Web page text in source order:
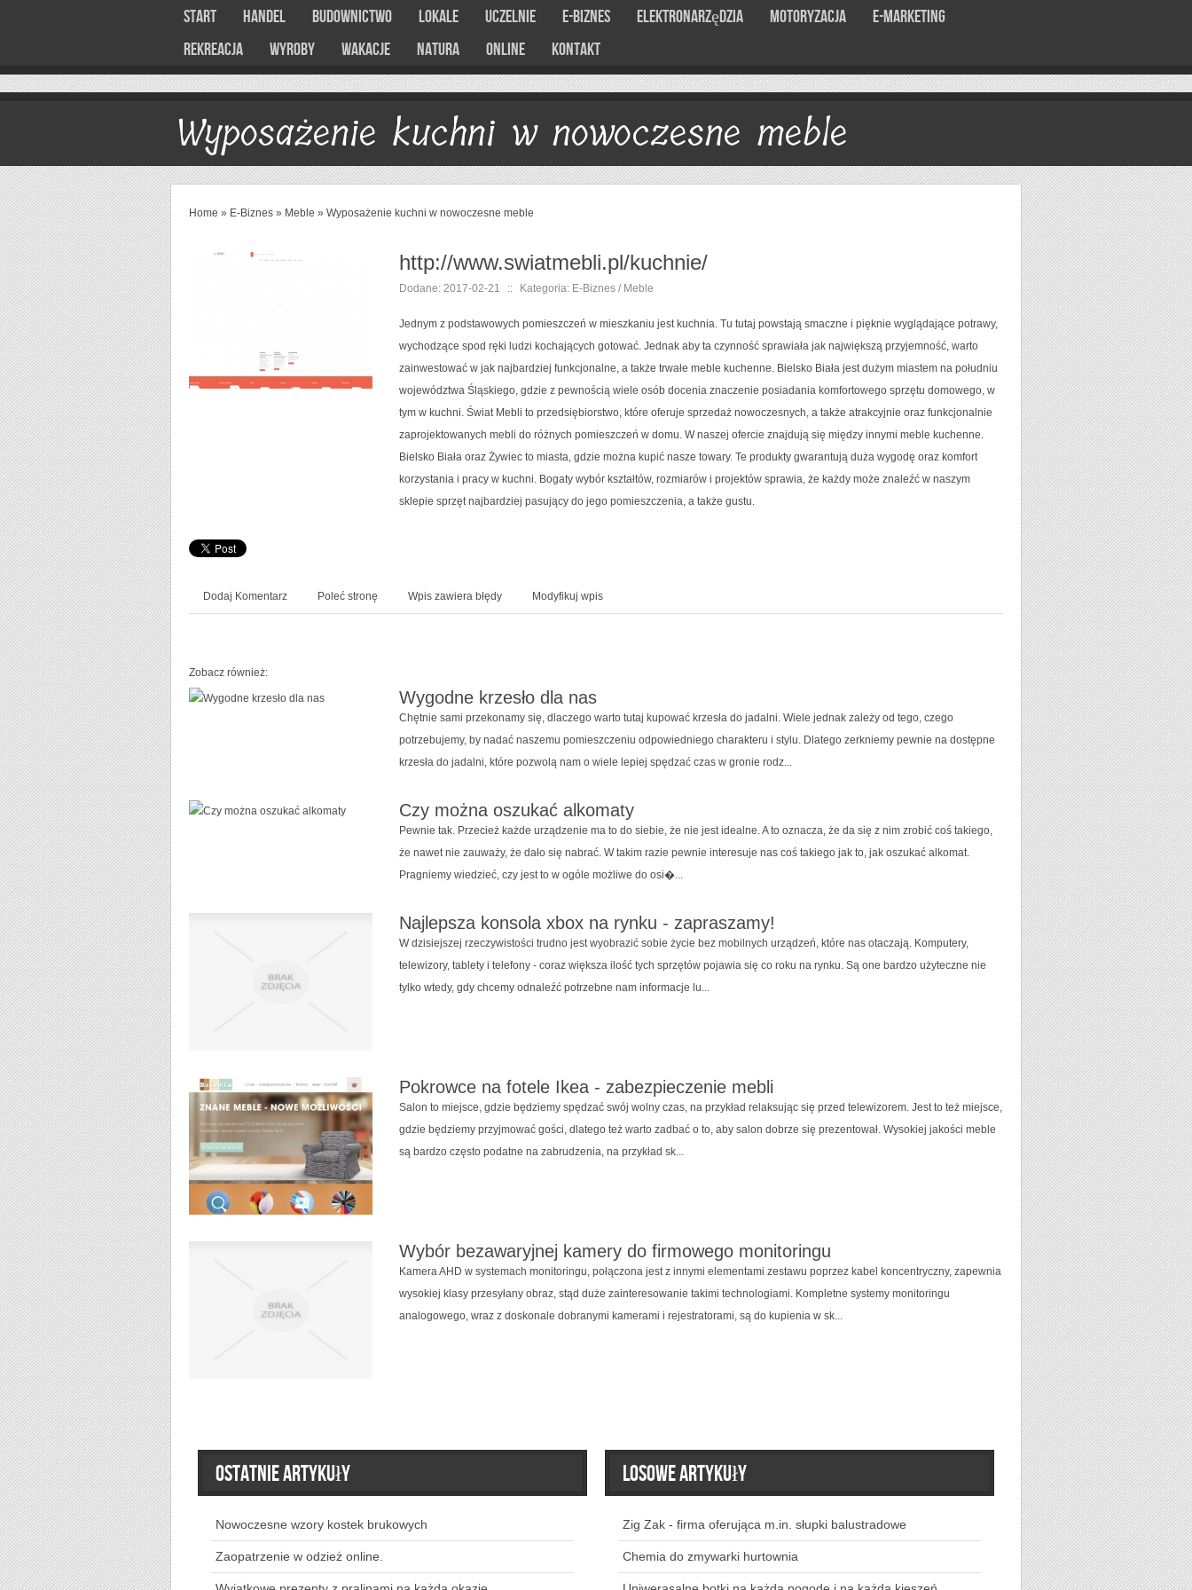
Start Handel Budownictwo Lokale Uczelnie E-Biznes Elektronarzędzia Motoryzacja
E-marketing
Rekreacja
Wyroby Wakacje Natura Online Kontakt
Wyposażenie kuchni w nowoczesne meble
Home » E-Biznes » Meble » Wyposażenie kuchni w nowoczesne meble
http://www.swiatmebli.pl/kuchnie/
Dodane: 2017-02-21 :: Kategoria: E-Biznes / Meble
Jednym z podstawowych pomieszczeń w mieszkaniu jest kuchnia. Tu tutaj powstają smaczne i pięknie wyglądające potrawy,
wychodzące spod ręki ludzi kochających gotować. Jednak aby ta czynność sprawiała jak największą przyjemność, warto
zainwestować w jak najbardziej funkcjonalne, a także trwałe meble kuchenne. Bielsko Biała jest dużym miastem na południu
województwa Śląskiego, gdzie z pewnością wiele osób docenia znaczenie posiadania komfortowego sprzętu domowego, w
tym w kuchni. Świat Mebli to przedsiębiorstwo, które oferuje sprzedaż nowoczesnych, a także atrakcyjnie oraz funkcjonalnie
zaprojektowanych mebli do różnych pomieszczeń w domu. W naszej ofercie znajdują się między innymi meble kuchenne.
Bielsko Biała oraz Żywiec to miasta, gdzie można kupić nasze towary. Te produkty gwarantują duża wygodę oraz komfort
korzystania i pracy w kuchni. Bogaty wybór kształtów, rozmiarów i projektów sprawia, że każdy może znaleźć w naszym
sklepie sprzęt najbardziej pasujący do jego pomieszczenia, a także gustu.
Dodaj Komentarz Poleć stronę Wpis zawiera błędy Modyfikuj wpis
Zobacz również:
Wygodne krzesło dla nas
Chętnie sami przekonamy się, dlaczego warto tutaj kupować krzesła do jadalni. Wiele jednak zależy od tego, czego
potrzebujemy, by nadać naszemu pomieszczeniu odpowiedniego charakteru i stylu. Dlatego zerkniemy pewnie na dostępne
krzesła do jadalni, które pozwolą nam o wiele lepiej spędzać czas w gronie rodz...
Czy można oszukać alkomaty
Pewnie tak. Przecież każde urządzenie ma to do siebie, że nie jest idealne. A to oznacza, że da się z nim zrobić coś takiego,
że nawet nie zauważy, że dało się nabrać. W takim razie pewnie interesuje nas coś takiego jak to, jak oszukać alkomat.
Pragniemy wiedzieć, czy jest to w ogóle możliwe do osi�...
Najlepsza konsola xbox na rynku - zapraszamy!
W dzisiejszej rzeczywistości trudno jest wyobrazić sobie życie bez mobilnych urządzeń, które nas otaczają. Komputery,
telewizory, tablety i telefony - coraz większa ilość tych sprzętów pojawia się co roku na rynku. Są one bardzo użyteczne nie
tylko wtedy, gdy chcemy odnaleźć potrzebne nam informacje lu...
Pokrowce na fotele Ikea - zabezpieczenie mebli
Salon to miejsce, gdzie będziemy spędzać swój wolny czas, na przykład relaksując się przed telewizorem. Jest to też miejsce,
gdzie będziemy przyjmować gości, dlatego też warto zadbać o to, aby salon dobrze się prezentował. Wysokiej jakości meble
są bardzo często podatne na zabrudzenia, na przykład sk...
Wybór bezawaryjnej kamery do firmowego monitoringu
Kamera AHD w systemach monitoringu, połączona jest z innymi elementami zestawu poprzez kabel koncentryczny, zapewnia
wysokiej klasy przesyłany obraz, stąd duże zainteresowanie takimi technologiami. Kompletne systemy monitoringu
analogowego, wraz z doskonale dobranymi kamerami i rejestratorami, są do kupienia w sk...
Ostatnie artykuły
Nowoczesne wzory kostek brukowych
Zaopatrzenie w odzież online.
Losowe artykuły
Zig Zak - firma oferująca m.in. słupki balustradowe
Chemia do zmywarki hurtownia